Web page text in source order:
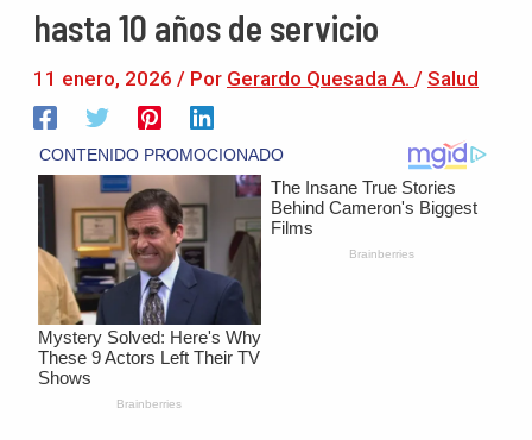
hasta 10 años de servicio
11 enero, 2026 / Por Gerardo Quesada A. / Salud